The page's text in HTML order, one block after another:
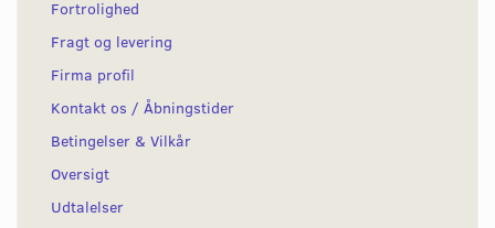
Fortrolighed
Fragt og levering
Firma profil
Kontakt os / Åbningstider
Betingelser & Vilkår
Oversigt
Udtalelser